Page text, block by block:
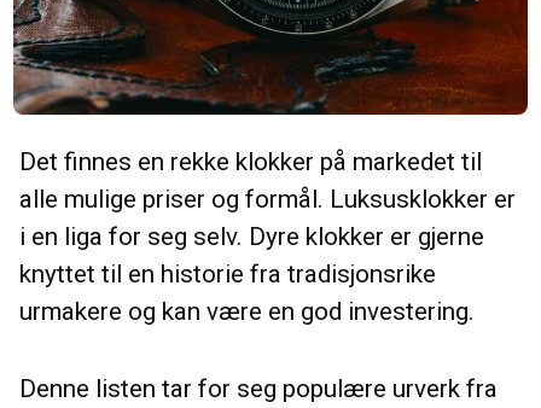
Det finnes en rekke klokker på markedet til
alle mulige priser og formål. Luksusklokker er
i en liga for seg selv. Dyre klokker er gjerne
knyttet til en historie fra tradisjonsrike
urmakere og kan være en god investering.
Denne listen tar for seg populære urverk fra